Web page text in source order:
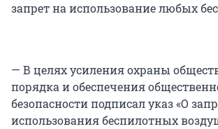
запрет на использование любых
— В целях усиления охраны
порядка и обеспечения
безопасности подписал указ «О
использования беспилотных